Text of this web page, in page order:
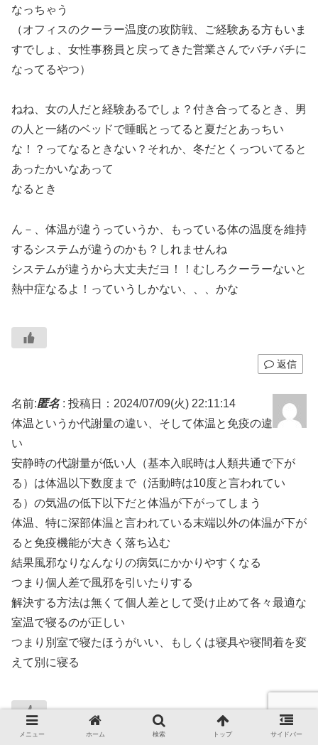
なっちゃう
（オフィスのクーラー温度の攻防戦、ご経験ある方もいま
すでしょ、女性事務員と戻ってきた営業さんでバチバチに
なってるやつ）
ねね、女の人だと経験あるでしょ？付き合ってるとき、男
の人と一緒のベッドで睡眠とってると夏だとあっちい
な！？ってなるときない？それか、冬だとくっついてると
あったかいなあって
なるとき
ん－、体温が違うっていうか、もっている体の温度を維持
するシステムが違うのかも？しれませんね
システムが違うから大丈夫だヨ！！むしろクーラーないと
熱中症なるよ！っていうしかない、、、かな
返信
名前:匿名: 投稿日：2024/07/09(火) 22:11:14
体温というか代謝量の違い、そして体温と免疫の違
い
安静時の代謝量が低い人（基本入眠時は人類共通で下が
る）は体温以下数度まで（活動時は10度と言われてい
る）の気温の低下以下だと体温が下がってしまう
体温、特に深部体温と言われている末端以外の体温が下が
ると免疫機能が大きく落ち込む
結果風邪なりなんなりの病気にかかりやすくなる
つまり個人差で風邪を引いたりする
解決する方法は無くて個人差として受け止めて各々最適な
室温で寝るのが正しい
つまり別室で寝たほうがいい、もしくは寝具や寝間着を変
えて別に寝る
返信
メニュー ホーム 検索 トップ サイドバー